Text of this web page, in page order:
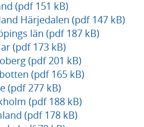
(pdf 151 kB)
Härjedalen (pdf 147 kB)
län (pdf 187 kB)
(pdf 173 kB)
(pdf 201 kB)
(pdf 165 kB)
(pdf 277 kB)
(pdf 188 kB)
(pdf 178 kB)